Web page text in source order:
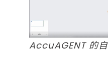
AccuAGENT 的